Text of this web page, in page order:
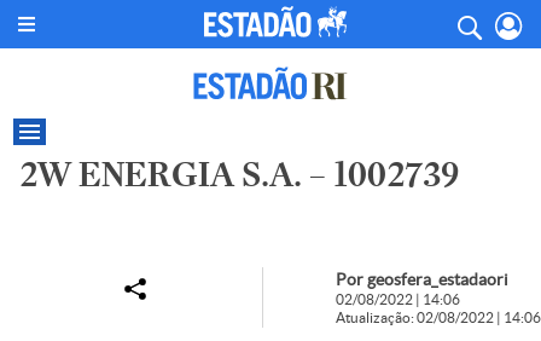
2W ENERGIA S.A. – 1002739
Por geosfera_estadaori
02/08/2022 | 14:06
Atualização: 02/08/2022 | 14:06